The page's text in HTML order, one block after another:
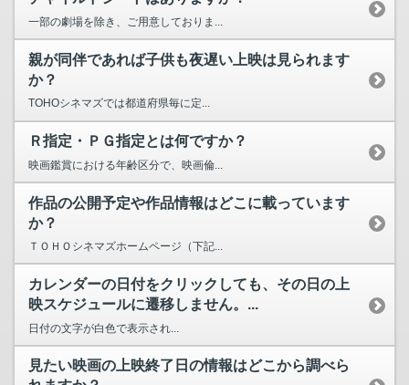
一部の劇場を除き、ご用意しておりま...
親が同伴であれば子供も夜遅い上映は見られます
か？
TOHOシネマズでは都道府県毎に定...
Ｒ指定・ＰＧ指定とは何ですか？
映画鑑賞における年齢区分で、映画倫...
作品の公開予定や作品情報はどこに載っています
か？
ＴＯＨＯシネマズホームページ（下記...
カレンダーの日付をクリックしても、その日の上
映スケジュールに遷移しません。...
日付の文字が白色で表示され...
見たい映画の上映終了日の情報はどこから調べら